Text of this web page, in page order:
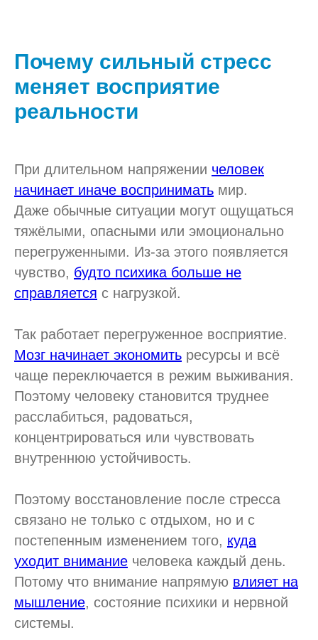
Почему сильный стресс
меняет восприятие
реальности
При длительном напряжении человек
начинает иначе воспринимать мир.
Даже обычные ситуации могут ощущаться
тяжёлыми, опасными или эмоционально
перегруженными. Из-за этого появляется
чувство, будто психика больше не
справляется с нагрузкой.
Так работает перегруженное восприятие.
Мозг начинает экономить ресурсы и всё
чаще переключается в режим выживания.
Поэтому человеку становится труднее
расслабиться, радоваться,
концентрироваться или чувствовать
внутреннюю устойчивость.
Поэтому восстановление после стресса
связано не только с отдыхом, но и с
постепенным изменением того, куда
уходит внимание человека каждый день.
Потому что внимание напрямую влияет на
мышление, состояние психики и нервной
системы.